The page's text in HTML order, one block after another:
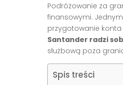
Podróżowanie za
finansowymi.
przygotowanie
Santander radzi
służbową poza
Spis treści